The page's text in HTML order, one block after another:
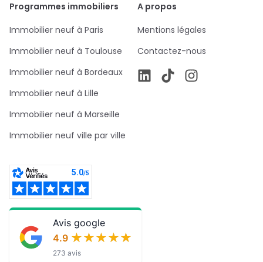
Programmes immobiliers
Immobilier neuf à Paris
Immobilier neuf à Toulouse
Immobilier neuf à Bordeaux
Immobilier neuf à Lille
Immobilier neuf à Marseille
Immobilier neuf ville par ville
A propos
Mentions légales
Contactez-nous
Avis google
4.9 ★★★★★
★★★★★
273 avis